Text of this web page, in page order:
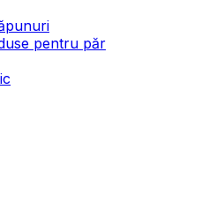
pentru păr